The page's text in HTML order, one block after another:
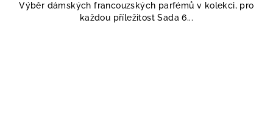
z
5
Výběr dámských francouzských parfémů v kolekci, pro
každou příležitost Sada 6...